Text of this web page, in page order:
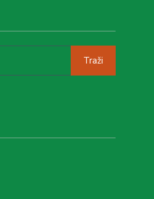
Traži